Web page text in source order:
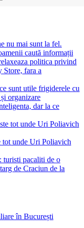
nu mai sunt la fel.
caută informații
politica privind
Store, fara a
sunt utile frigiderele cu
organizare
dar la ce
unde Uri Poliavich
turisti pacaliti de o
de Craciun de la